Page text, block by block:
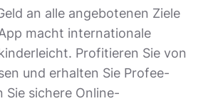
an alle angebotenen Ziele
macht internationale
Profitieren Sie von
und erhalten Sie Profee-
Sie sichere Online-